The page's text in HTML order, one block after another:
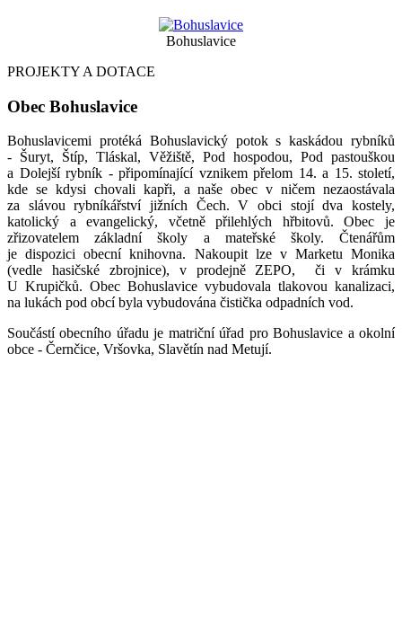
Bohuslavice
PROJEKTY A DOTACE
Obec Bohuslavice
Bohuslavicemi protéká Bohuslavický potok s kaskádou rybníků
- Šuryt, Štíp, Tláskal, Věžiště, Pod hospodou, Pod pastouškou
a Dolejší rybník - připomínající vznikem přelom 14. a 15. století,
kde se kdysi chovali kapři, a naše obec v ničem nezaostávala
za slávou rybníkářství jižních Čech. V obci stojí dva kostely,
katolický a evangelický, včetně přilehlých hřbitovů. Obec je
zřizovatelem základní školy a mateřské školy. Čtenářům
je dispozici obecní knihovna. Nakoupit lze v Marketu Monika
(vedle hasičské zbrojnice), v prodejně ZEPO, či v krámku
U Krupičků. Obec Bohuslavice vybudovala tlakovou kanalizaci,
na lukách pod obcí byla vybudována čistička odpadních vod.
Součástí obecního úřadu je matriční úřad pro Bohuslavice a okolní
obce - Černčice, Vršovka, Slavětín nad Metují.